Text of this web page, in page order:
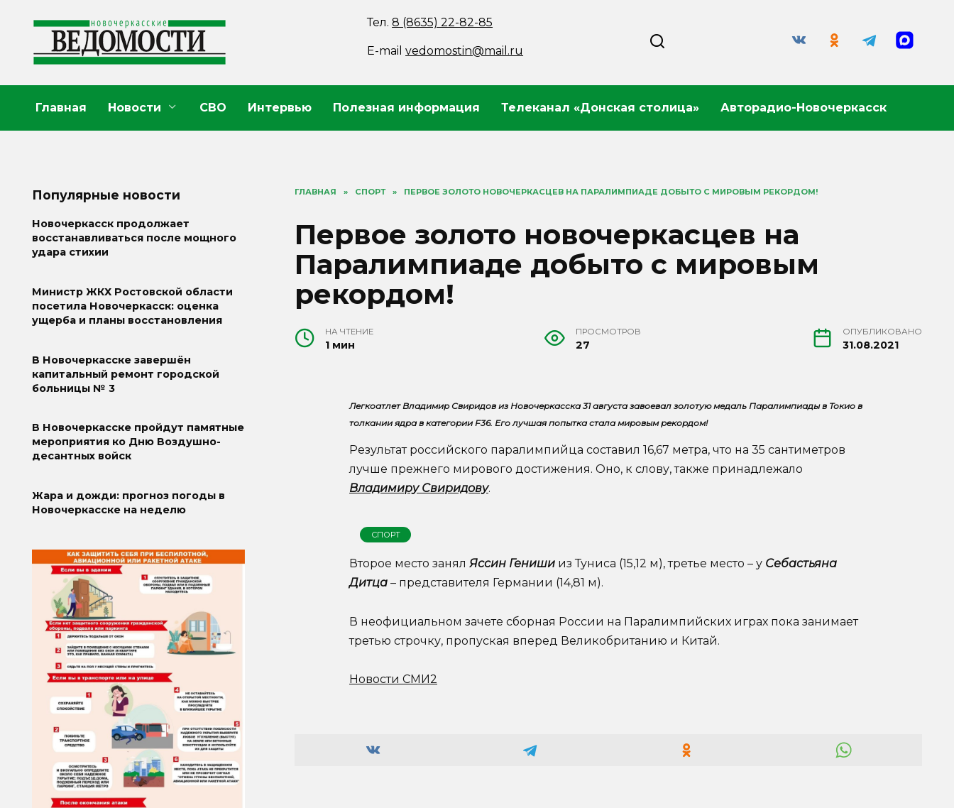
содержанию
Тел.8 (8635) 22-82-85
E-mailvedomostin@mail.ru
Главная Новости СВО Интервью Полезная информация Телеканал «Донская столица» Авторадио-Новочеркасск
ГЛАВНАЯ » СПОРТ » ПЕРВОЕ ЗОЛОТО НОВОЧЕРКАСЦЕВ НА ПАРАЛИМПИАДЕ ДОБЫТО С МИРОВЫМ РЕКОРДОМ!
Первое золото новочеркасцев на
Паралимпиаде добыто с мировым
рекордом!
НА ЧТЕНИЕ
1 мин
ПРОСМОТРОВ
27
ОПУБЛИКОВАНО
31.08.2021
Легкоатлет Владимир Свиридов из Новочеркасска 31 августа завоевал золотую медаль Паралимпиады в Токио в
толкании ядра в категории F36. Его лучшая попытка стала мировым рекордом!
Результат российского паралимпийца составил 16,67 метра, что на 35 сантиметров
лучше прежнего мирового достижения. Оно, к слову, также принадлежало
Владимиру Свиридову.
СПОРТ
Второе место занял Яссин Гениши из Туниса (15,12 м), третье место – у Себастьяна
Дитца – представителя Германии (14,81 м).
В неофициальном зачете сборная России на Паралимпийских играх пока занимает
третью строчку, пропуская вперед Великобританию и Китай.
Новости СМИ2
Популярные новости
Новочеркасск продолжает
восстанавливаться после мощного
удара стихии
Министр ЖКХ Ростовской области
посетила Новочеркасск: оценка
ущерба и планы восстановления
В Новочеркасске завершён
капитальный ремонт городской
больницы № 3
В Новочеркасске пройдут памятные
мероприятия ко Дню Воздушно-
десантных войск
Жара и дожди: прогноз погоды в
Новочеркасске на неделю